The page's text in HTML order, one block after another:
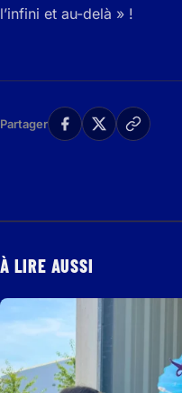
l’infini et au-delà » !
Partager
À LIRE AUSSI